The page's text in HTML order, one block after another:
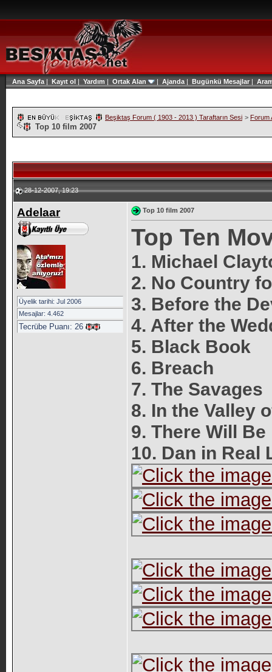
Ana Sayfa | Kayıt ol | Yardım | Ortak Alan | Ajanda | Bugünkü Mesajlar|
Beşiktaş Forum ( 1903 - 2013 ) Taraftarın Sesi > Forum
Top 10 film 2007
28-12-2007, 19:23
Adelaar
Üyelik tarihi: Jul 2006
Mesajlar: 4.462
Tecrübe Puanı: 26
Top 10 film 2007
Top Ten
1. Michael
2. No Country
3. Before the
4. After the
5. Black Book
6. Breach
7. The Savages
8. In the Valley
9. There Will
10. Dan in Real